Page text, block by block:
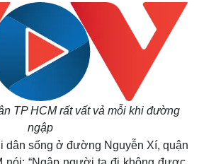
Ảnh
E-Magazine
Infographic
TP HCM rất vất vả mỗi khi đường
ngập
dân sống ở đường Nguyễn Xí, quận